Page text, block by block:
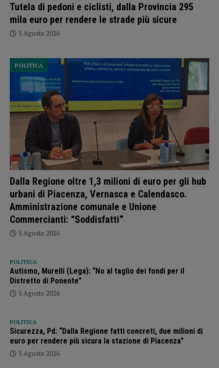
Tutela di pedoni e ciclisti, dalla Provincia 295
mila euro per rendere le strade più sicure
5 Agosto 2026
Dalla Regione oltre 1,3 milioni di euro per gli hub
urbani di Piacenza, Vernasca e Calendasco.
Amministrazione comunale e Unione
Commercianti: “Soddisfatti”
POLITICA
5 Agosto 2026
POLITICA
Autismo, Murelli (Lega): “No al taglio dei fondi per il
Distretto di Ponente”
5 Agosto 2026
POLITICA
Sicurezza, Pd: “Dalla Regione fatti concreti, due milioni di
euro per rendere più sicura la stazione di Piacenza”
5 Agosto 2026